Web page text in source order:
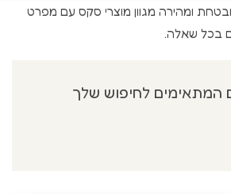
ומהירה מגוון מוצרי סקס עם מפרט
בכל שאלה.